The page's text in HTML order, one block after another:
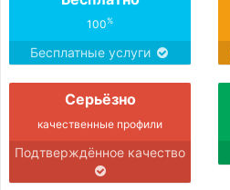
100%
Бесплатные услуги
Серьёзно
качественные профили
Подтверждённое качество